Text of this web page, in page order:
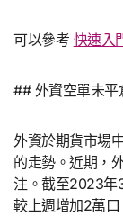
可以參考 快速入
## 外資空單未平
外資於期貨市場
的走勢。近期，
注。截至2023年
較上週增加2萬口